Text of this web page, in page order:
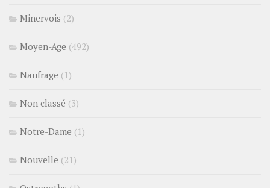
Minervois (2)
Moyen-Age (492)
Naufrage (1)
Non classé (3)
Notre-Dame (1)
Nouvelle (21)